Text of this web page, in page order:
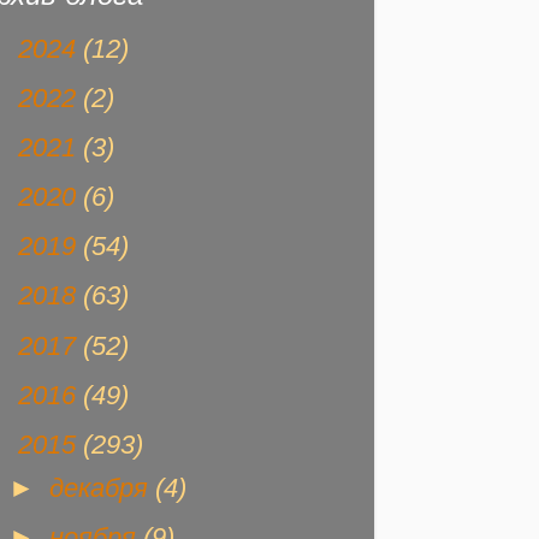
2024 (12)
2022 (2)
2021 (3)
2020 (6)
2019 (54)
2018 (63)
2017 (52)
2016 (49)
2015 (293)
► декабря (4)